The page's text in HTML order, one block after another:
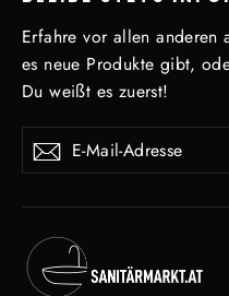
Erfahre vor allen
es neue Produkte gibt,
Du weißt es zuerst!
E-
Mail-
Abonnieren